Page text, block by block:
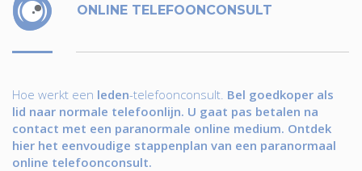
ONLINE TELEFOONCONSULT
Hoe werkt een leden-telefoonconsult. Bel goedkoper als
lid naar normale telefoonlijn. U gaat pas betalen na
contact met een paranormale online medium. Ontdek
hier het eenvoudige stappenplan van een paranormaal
online telefoonconsult.